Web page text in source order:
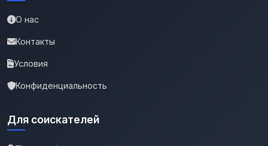
О нас
Контакты
Условия
Конфиденциальность
Для соискателей